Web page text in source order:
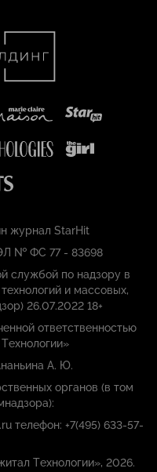
журнал StarHit
№ ФС 77 - 83698
службой по надзору в
и массовых,
26.07.2022 18+
ответственностью
А. Ю.
органов (в том
телефон: +7(495) 633-57-
Технологии», 2026.